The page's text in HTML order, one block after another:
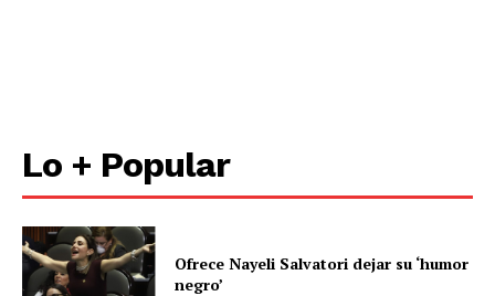
Lo + Popular
Ofrece Nayeli Salvatori dejar su ‘humor
negro’